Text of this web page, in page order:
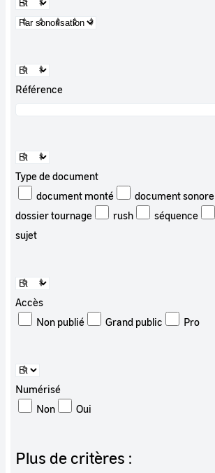
Référence
Type de document
document monté
document sonore
dossier tournage
rush
séquence
sujet
Accès
Non publié
Grand public Pro
Numérisé
Non
Oui
Plus de critères :